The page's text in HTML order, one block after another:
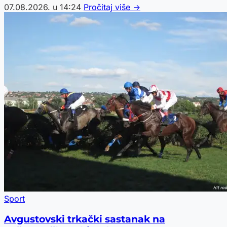
07.08.2026. u 14:24 Pročitaj više →
Sport
Avgustovski trkački sastanak na